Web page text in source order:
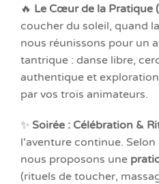
🔥 Le Cœur de la Pratique
coucher du soleil, quand
nous réunissons pour un
tantrique : danse libre,
authentique et
par vos trois animateurs.
✨ Soirée : Célébration &
l'aventure continue.
nous proposons une
(rituels de toucher,